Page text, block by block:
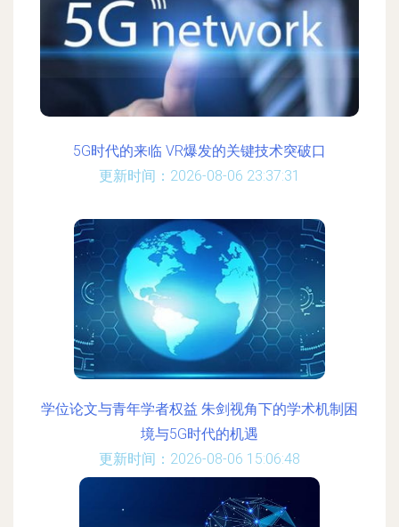
5G时代的来临 VR爆发的关键技术突破口
更新时间：2026-08-06 23:37:31
学位论文与青年学者权益 朱剑视角下的学术机制困
境与5G时代的机遇
更新时间：2026-08-06 15:06:48